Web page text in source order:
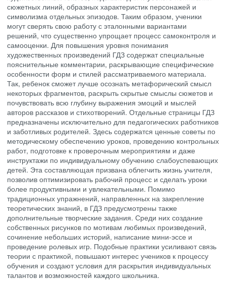
сюжетных линий, образных характеристик персонажей и
символизма отдельных эпизодов. Таким образом, ученики
могут сверять свою работу с эталонными вариантами
решений, что существенно упрощает процесс самоконтроля и
самооценки. Для повышения уровня понимания
художественных произведений ГДЗ содержат специальные
пояснительные комментарии, раскрывающие специфические
особенности форм и стилей рассматриваемого материала.
Так, ребенок сможет лучше осознать метафорический смысл
некоторых фрагментов, раскрыть скрытые смыслы сюжетов и
почувствовать всю глубину выражения эмоций и мыслей
авторов рассказов и стихотворений. Отдельные страницы ГДЗ
предназначены исключительно для педагогических работников
и заботливых родителей. Здесь содержатся ценные советы по
методическому обеспечению уроков, проведению контрольных
работ, подготовке к проверочным мероприятиям и даже
инструктажи по индивидуальному обучению слабоуспевающих
детей. Эта составляющая призвана облегчить жизнь учителя,
позволив оптимизировать рабочий процесс и сделать уроки
более продуктивными и увлекательными. Помимо
традиционных упражнений, направленных на закрепление
теоретических знаний, в ГДЗ предусмотрены также
дополнительные творческие задания. Среди них создание
собственных рисунков по мотивам любимых произведений,
сочинение небольших историй, написание мини-эссе и
проведение ролевых игр. Подобные практики усиливают связь
теории с практикой, повышают интерес учеников к процессу
обучения и создают условия для раскрытия индивидуальных
талантов и возможностей каждого школьника.